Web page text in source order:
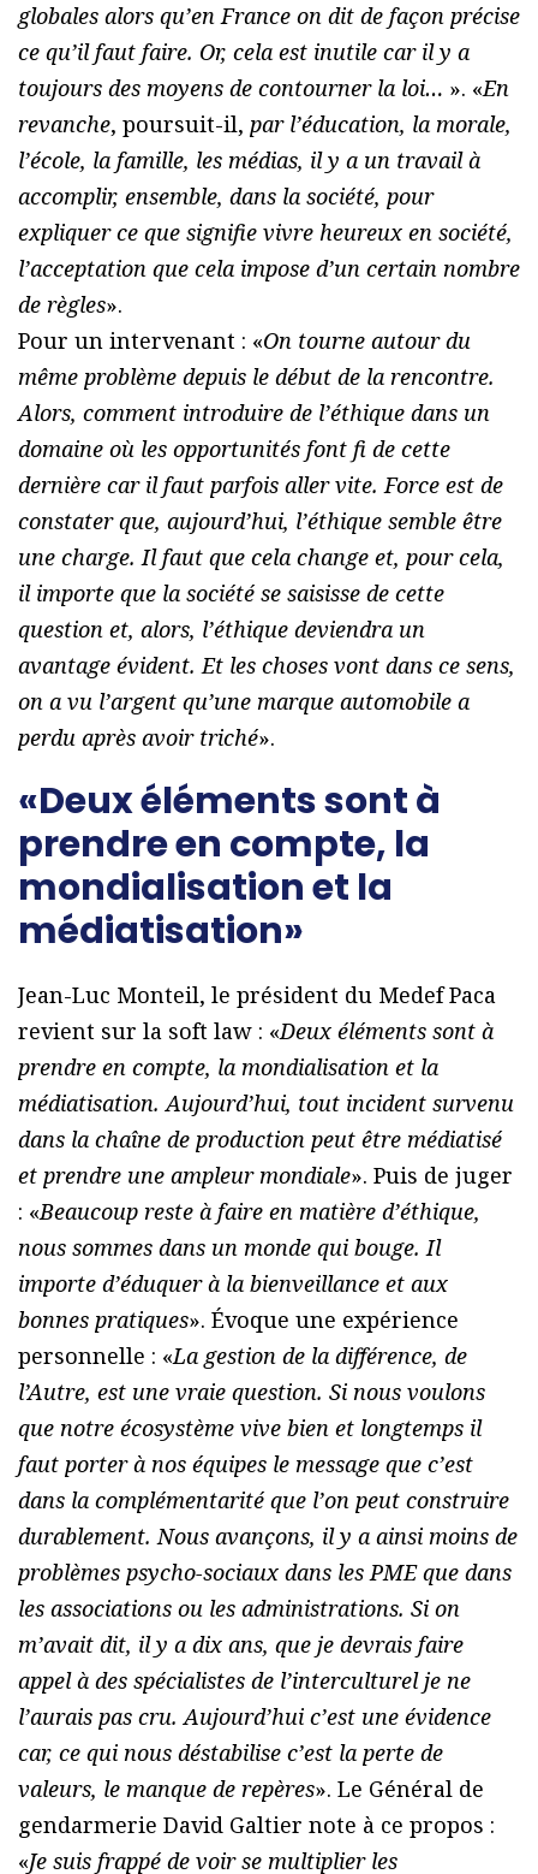
globales alors qu’en France on dit de façon précise
ce qu’il faut faire. Or, cela est inutile car il y a
toujours des moyens de contourner la loi… ». «En
revanche, poursuit-il, par l’éducation, la morale,
l’école, la famille, les médias, il y a un travail à
accomplir, ensemble, dans la société, pour
expliquer ce que signifie vivre heureux en société,
l’acceptation que cela impose d’un certain nombre
de règles».
Pour un intervenant : «On tourne autour du
même problème depuis le début de la rencontre.
Alors, comment introduire de l’éthique dans un
domaine où les opportunités font fi de cette
dernière car il faut parfois aller vite. Force est de
constater que, aujourd’hui, l’éthique semble être
une charge. Il faut que cela change et, pour cela,
il importe que la société se saisisse de cette
question et, alors, l’éthique deviendra un
avantage évident. Et les choses vont dans ce sens,
on a vu l’argent qu’une marque automobile a
perdu après avoir triché».
«Deux éléments sont à
prendre en compte, la
mondialisation et la
médiatisation»
Jean-Luc Monteil, le président du Medef Paca
revient sur la soft law : «Deux éléments sont à
prendre en compte, la mondialisation et la
médiatisation. Aujourd’hui, tout incident survenu
dans la chaîne de production peut être médiatisé
et prendre une ampleur mondiale». Puis de juger
: «Beaucoup reste à faire en matière d’éthique,
nous sommes dans un monde qui bouge. Il
importe d’éduquer à la bienveillance et aux
bonnes pratiques». Évoque une expérience
personnelle : «La gestion de la différence, de
l’Autre, est une vraie question. Si nous voulons
que notre écosystème vive bien et longtemps il
faut porter à nos équipes le message que c’est
dans la complémentarité que l’on peut construire
durablement. Nous avançons, il y a ainsi moins de
problèmes psycho-sociaux dans les PME que dans
les associations ou les administrations. Si on
m’avait dit, il y a dix ans, que je devrais faire
appel à des spécialistes de l’interculturel je ne
l’aurais pas cru. Aujourd’hui c’est une évidence
car, ce qui nous déstabilise c’est la perte de
valeurs, le manque de repères». Le Général de
gendarmerie David Galtier note à ce propos :
«Je suis frappé de voir se multiplier les